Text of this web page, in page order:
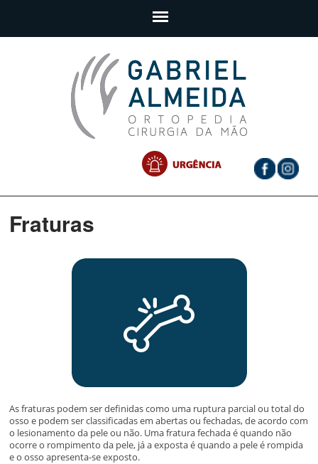
Fraturas
As fraturas podem ser definidas como uma ruptura parcial ou total do
osso e podem ser classificadas em abertas ou fechadas, de acordo com
o lesionamento da pele ou não. Uma fratura fechada é quando não
ocorre o rompimento da pele, já a exposta é quando a pele é rompida
e o osso apresenta-se exposto.